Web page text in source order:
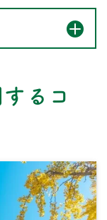
るコ